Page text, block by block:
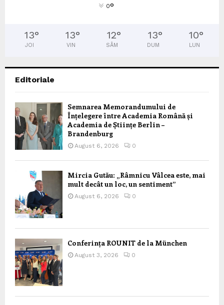
0°
13°
JOI
13°
VIN
12°
SÂM
13°
DUM
10°
LUN
Editoriale
Semnarea Memorandumului de
Înțelegere între Academia Română și
Academia de Științe Berlin –
Brandenburg
August 6, 2026 0
Mircia Gutău: „Râmnicu Vâlcea este, mai
mult decât un loc, un sentiment”
August 6, 2026 0
Conferința ROUNIT de la München
August 3, 2026 0